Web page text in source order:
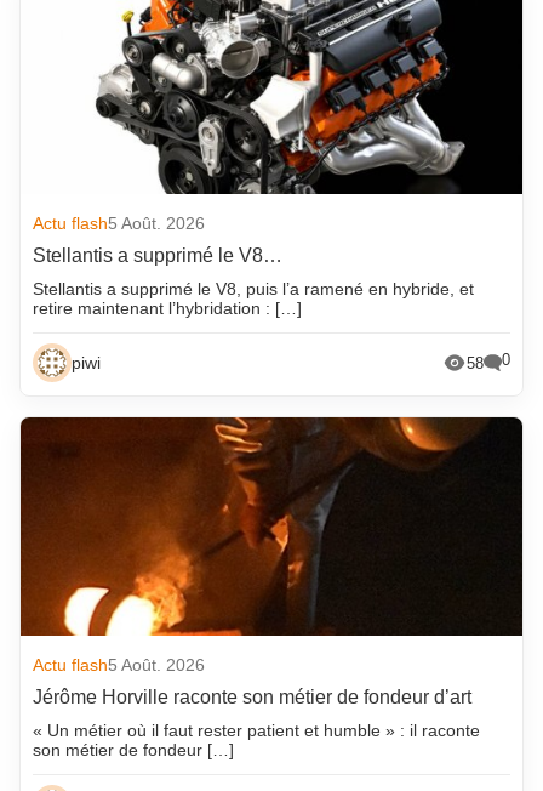
Actu flash5 Août. 2026
Stellantis a supprimé le V8…
Stellantis a supprimé le V8, puis l’a ramené en hybride, et
retire maintenant l’hybridation : […]
piwi 58 0
Actu flash5 Août. 2026
Jérôme Horville raconte son métier de fondeur d’art
« Un métier où il faut rester patient et humble » : il raconte
son métier de fondeur […]